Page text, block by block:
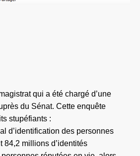
qui a été chargé d’une
du Sénat. Cette enquête
stupéfiants :
d’identification des personnes
84,2 millions d’identités